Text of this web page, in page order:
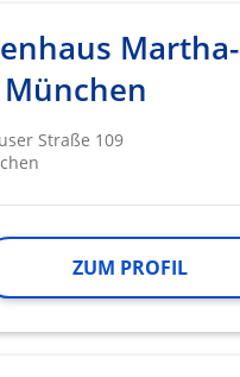
Martha-
Straße 109
ZUM PROFIL